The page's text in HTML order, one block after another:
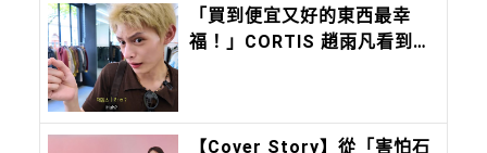
「買到便宜又好的東西最幸
福！」CORTIS 趙雨凡看到標
【Cover Story】從「害怕石